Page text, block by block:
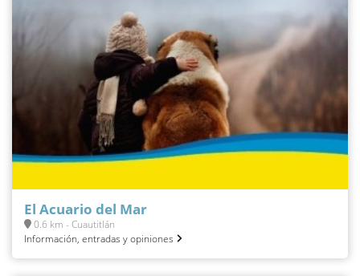
El Acuario del Mar
0.6 km - Cuautitlán
Información, entradas y opiniones